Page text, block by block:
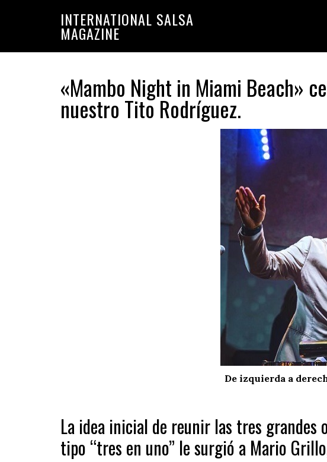
INTERNATIONAL SALSA
MAGAZINE
«Mambo Night in Miami Beach»
nuestro Tito Rodríguez.
De izquierda a
La idea inicial de reunir las tres
tipo “tres en uno” le surgió a Mario